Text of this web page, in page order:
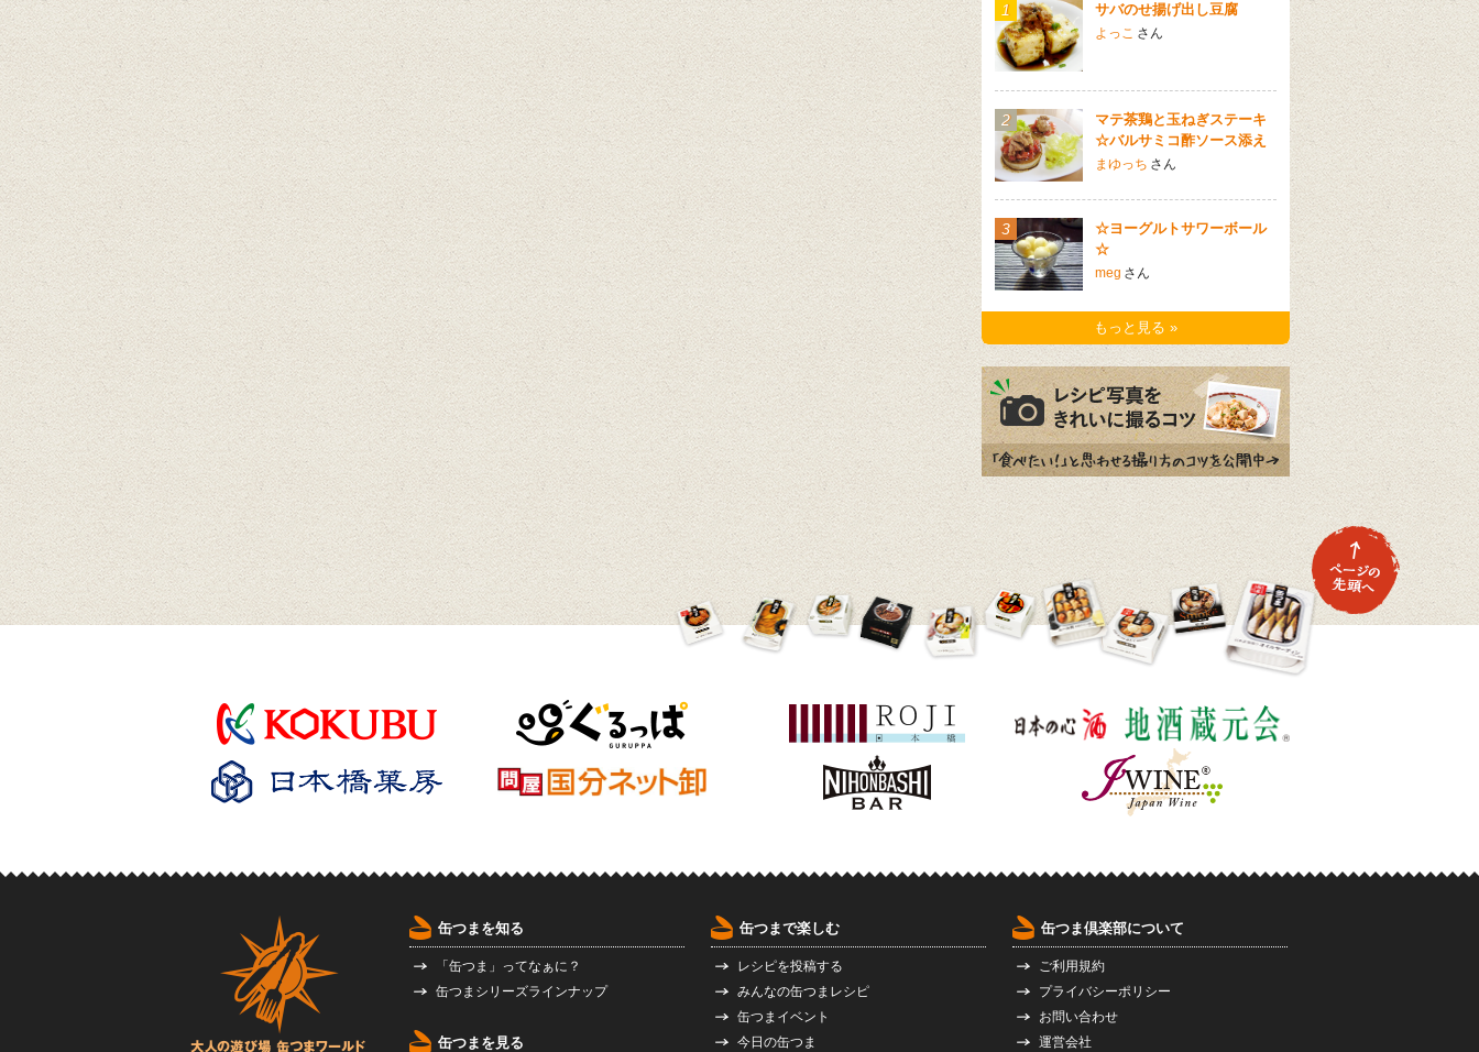
1 サバのせ揚げ出し豆腐
よっこ さん
2
マテ茶鶏と玉ねぎステーキ
☆バルサミコ酢ソース添え
まゆっち さん
3
☆ヨーグルトサワーボール
☆
meg さん
もっと見る »
缶つまを知る
「缶つま」ってなぁに？
缶つまシリーズラインナップ
缶つまを見る
缶つまで楽しむ
レシピを投稿する
みんなの缶つまレシピ
缶つまイベント
今日の缶つま
缶つま倶楽部について
ご利用規約
プライバシーポリシー
お問い合わせ
運営会社